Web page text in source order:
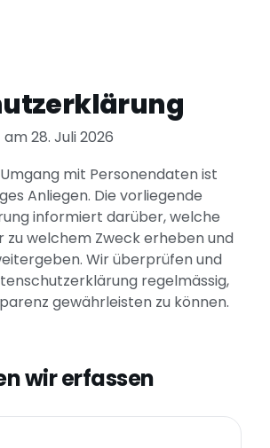
am28. Juli 2026
mit Personendaten ist
Anliegen. Die vorliegende
informiert darüber, welche
zu welchem Zweck erheben und
Wir überprüfen und
regelmässig,
gewährleisten zu können.
wir erfassen